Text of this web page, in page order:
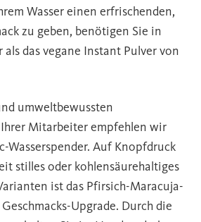
Wasser einen erfrischenden,
zu geben, benötigen Sie in
das vegane Instant Pulver von
umweltbewussten
Mitarbeiter empfehlen wir
Wasserspender. Auf Knopfdruck
stilles oder kohlensäurehaltiges
ist das Pfirsich-Maracuja-
Upgrade. Durch die